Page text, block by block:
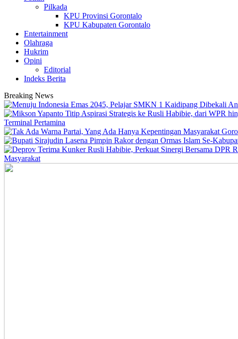
Pilkada
KPU Provinsi Gorontalo
KPU Kabupaten Gorontalo
Entertainment
Olahraga
Hukrim
Opini
Editorial
Indeks Berita
Breaking News
Terminal Pertamina
Masyarakat